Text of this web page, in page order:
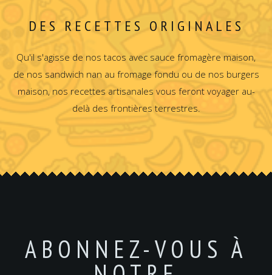
DES RECETTES ORIGINALES
Qu'il s'agisse de nos tacos avec sauce fromagère maison,
de nos sandwich nan au fromage fondu ou de nos burgers
maison, nos recettes artisanales vous feront voyager au-
delà des frontières terrestres.
ABONNEZ-VOUS À